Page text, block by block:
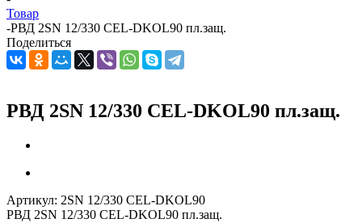
Товар
-РВД 2SN 12/330 CEL-DKOL90 пл.защ.
Поделиться
РВД 2SN 12/330 CEL-DKOL90 пл.защ.
Артикул: 2SN 12/330 CEL-DKOL90
РВД 2SN 12/330 CEL-DKOL90 пл.защ.